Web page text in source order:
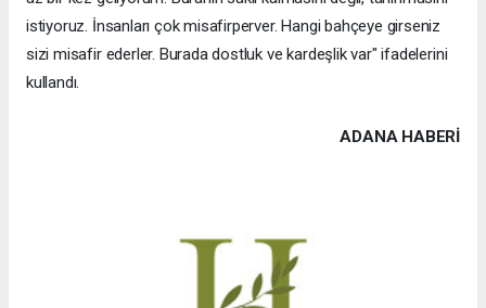
istiyoruz. İnsanları çok misafirperver. Hangi bahçeye girseniz
sizi misafir ederler. Burada dostluk ve kardeşlik var" ifadelerini
kullandı.
ADANA HABERİ